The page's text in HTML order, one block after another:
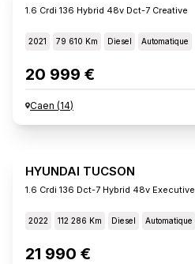
1.6 Crdi 136 Hybrid 48v Dct-7 Creative
2021 79 610 Km Diesel Automatique
20 999 €
Caen (14)
HYUNDAI TUCSON
1.6 Crdi 136 Dct-7 Hybrid 48v Executive
2022 112 286 Km Diesel Automatique
21 990 €